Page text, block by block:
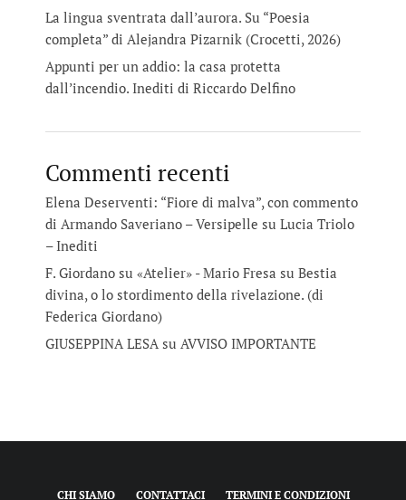
La lingua sventrata dall’aurora. Su “Poesia
completa” di Alejandra Pizarnik (Crocetti, 2026)
Appunti per un addio: la casa protetta
dall’incendio. Inediti di Riccardo Delfino
Commenti recenti
Elena Deserventi: “Fiore di malva”, con commento
di Armando Saveriano – Versipelle su Lucia Triolo
– Inediti
F. Giordano su «Atelier» - Mario Fresa su Bestia
divina, o lo stordimento della rivelazione. (di
Federica Giordano)
GIUSEPPINA LESAsu AVVISO IMPORTANTE
CHI SIAMO CONTATTACI TERMINI E CONDIZIONI